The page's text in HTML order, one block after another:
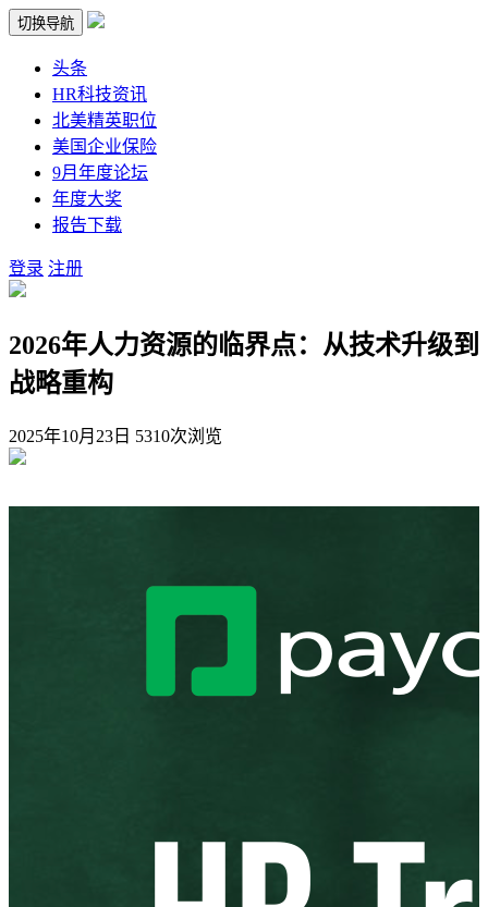
切换导航
头条
HR科技资讯
北美精英职位
美国企业保险
9月年度论坛
年度大奖
报告下载
登录 注册
2026年人力资源的临界点：从技术升级到
战略重构
2025年10月23日 5310次浏览